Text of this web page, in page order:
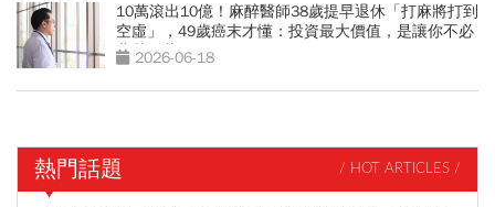
10萬滾出10億！麻醉醫師38歲提早退休「打麻將打到
空虛」，49歲癌末才懂：投資最大價值，是讓你不必
悲壯活著
2026-06-18
熱門話題 / HOT ARTICLES /